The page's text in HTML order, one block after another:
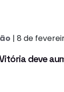
| 8 de
deve